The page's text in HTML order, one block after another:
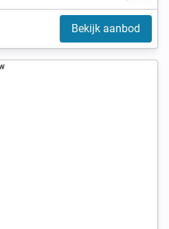
Bekijk aanbod